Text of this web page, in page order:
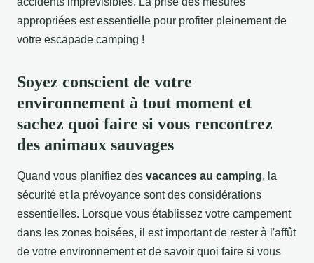
appropriées est essentielle pour profiter pleinement de
votre escapade camping !
Soyez conscient de votre
environnement à tout moment et
sachez quoi faire si vous rencontrez
des animaux sauvages
Quand vous planifiez des vacances au camping, la
sécurité et la prévoyance sont des considérations
essentielles. Lorsque vous établissez votre campement
dans les zones boisées, il est important de rester à l'affût
de votre environnement et de savoir quoi faire si vous